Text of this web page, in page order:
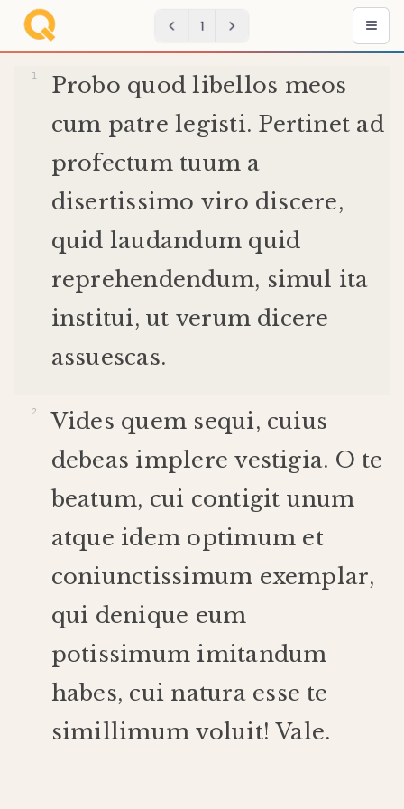
1
Probo quod libellos meos
cum patre legisti. Pertinet ad
profectum tuum a
disertissimo viro discere,
quid laudandum quid
reprehendendum, simul ita
institui,ut verum dicere
assuescas.
Vides quem sequi, cuius
debeas implere vestigia. O te
beatum, cui contigit unum
atque idem optimum et
coniunctissimum exemplar,
qui denique eum
potissimum imitandum
habes, cui natura esse te
simillimum voluit!Vale.